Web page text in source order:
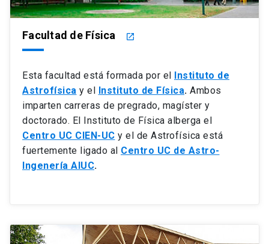
Facultad de Física launch
Esta facultad está formada por el Instituto de
Astrofísica y el Instituto de Física. Ambos
imparten carreras de pregrado, magíster y
doctorado. El Instituto de Física alberga el
Centro UC CIEN-UC y el de Astrofísica está
fuertemente ligado al Centro UC de Astro-
Ingenería AIUC.